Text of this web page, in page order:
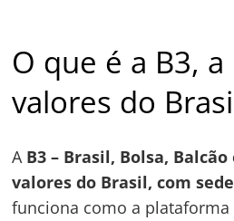
O que é a B3,
valores do
A B3 – Brasil, Bolsa,
valores do Brasil, com
funciona como a